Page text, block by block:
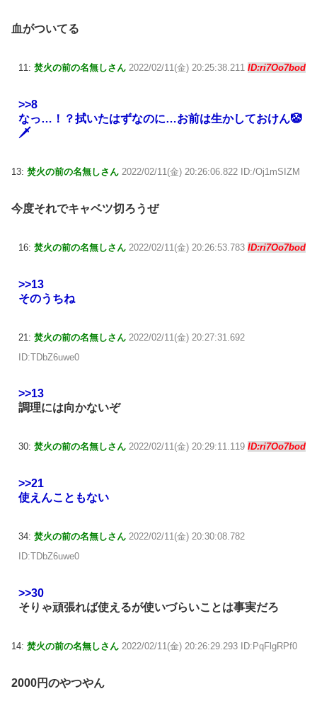
血がついてる
11: 焚火の前の名無しさん 2022/02/11(金) 20:25:38.211 ID:ri7Oo7bod
>>8
なっ…！？拭いたはずなのに…お前は生かしておけん🤡
🗡
13: 焚火の前の名無しさん 2022/02/11(金) 20:26:06.822 ID:/Oj1mSIZM
今度それでキャベツ切ろうぜ
16: 焚火の前の名無しさん 2022/02/11(金) 20:26:53.783 ID:ri7Oo7bod
>>13
そのうちね
21: 焚火の前の名無しさん 2022/02/11(金) 20:27:31.692
ID:TDbZ6uwe0
>>13
調理には向かないぞ
30: 焚火の前の名無しさん 2022/02/11(金) 20:29:11.119 ID:ri7Oo7bod
>>21
使えんこともない
34: 焚火の前の名無しさん 2022/02/11(金) 20:30:08.782
ID:TDbZ6uwe0
>>30
そりゃ頑張れば使えるが使いづらいことは事実だろ
14: 焚火の前の名無しさん 2022/02/11(金) 20:26:29.293 ID:PqFlgRPf0
2000円のやつやん